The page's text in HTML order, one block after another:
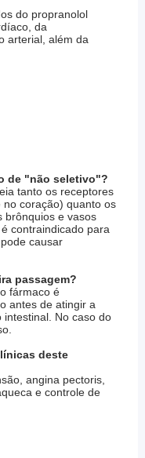
do propranolol
da
arterial, além da
de "não seletivo"?
tanto os receptores
coração) quanto os
brônquios e vasos
contraindicado para
causar
passagem?
fármaco é
antes de atingir a
intestinal. No caso do
deste
angina pectoris,
e controle de